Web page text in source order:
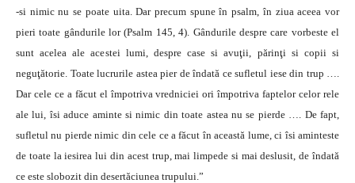
-si nimic nu se poate uita. Dar precum spune în psalm, în ziua aceea vor
pieri toate gândurile lor (Psalm 145, 4). Gândurile despre care vorbeste el
sunt acelea ale acestei lumi, despre case si avuţii, părinţi si copii si
neguţătorie. Toate lucrurile astea pier de îndată ce sufletul iese din trup ….
Dar cele ce a făcut el împotriva vredniciei ori împotriva faptelor celor rele
ale lui, îsi aduce aminte si nimic din toate astea nu se pierde …. De fapt,
sufletul nu pierde nimic din cele ce a făcut în această lume, ci îsi aminteste
de toate la iesirea lui din acest trup, mai limpede si mai deslusit, de îndată
ce este slobozit din desertăciunea trupului.”